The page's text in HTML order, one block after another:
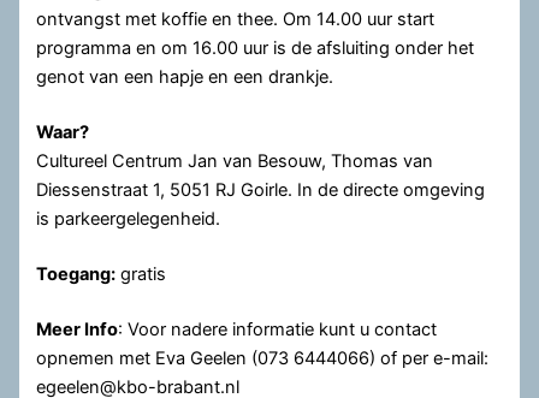
ontvangst met koffie en thee. Om 14.00 uur start
programma en om 16.00 uur is de afsluiting onder het
genot van een hapje en een drankje.
Waar?
Cultureel Centrum Jan van Besouw, Thomas van
Diessenstraat 1, 5051 RJ Goirle. In de directe omgeving
is parkeergelegenheid.
Toegang: gratis
Meer Info: Voor nadere informatie kunt u contact
opnemen met Eva Geelen (073 6444066) of per e-mail:
egeelen@kbo-brabant.nl